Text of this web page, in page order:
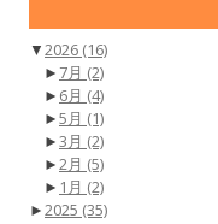
▼2026 (16)
► 7月 (2)
► 6月 (4)
►5月 (1)
►3月 (2)
►2月 (5)
► 1月 (2)
►2025 (35)